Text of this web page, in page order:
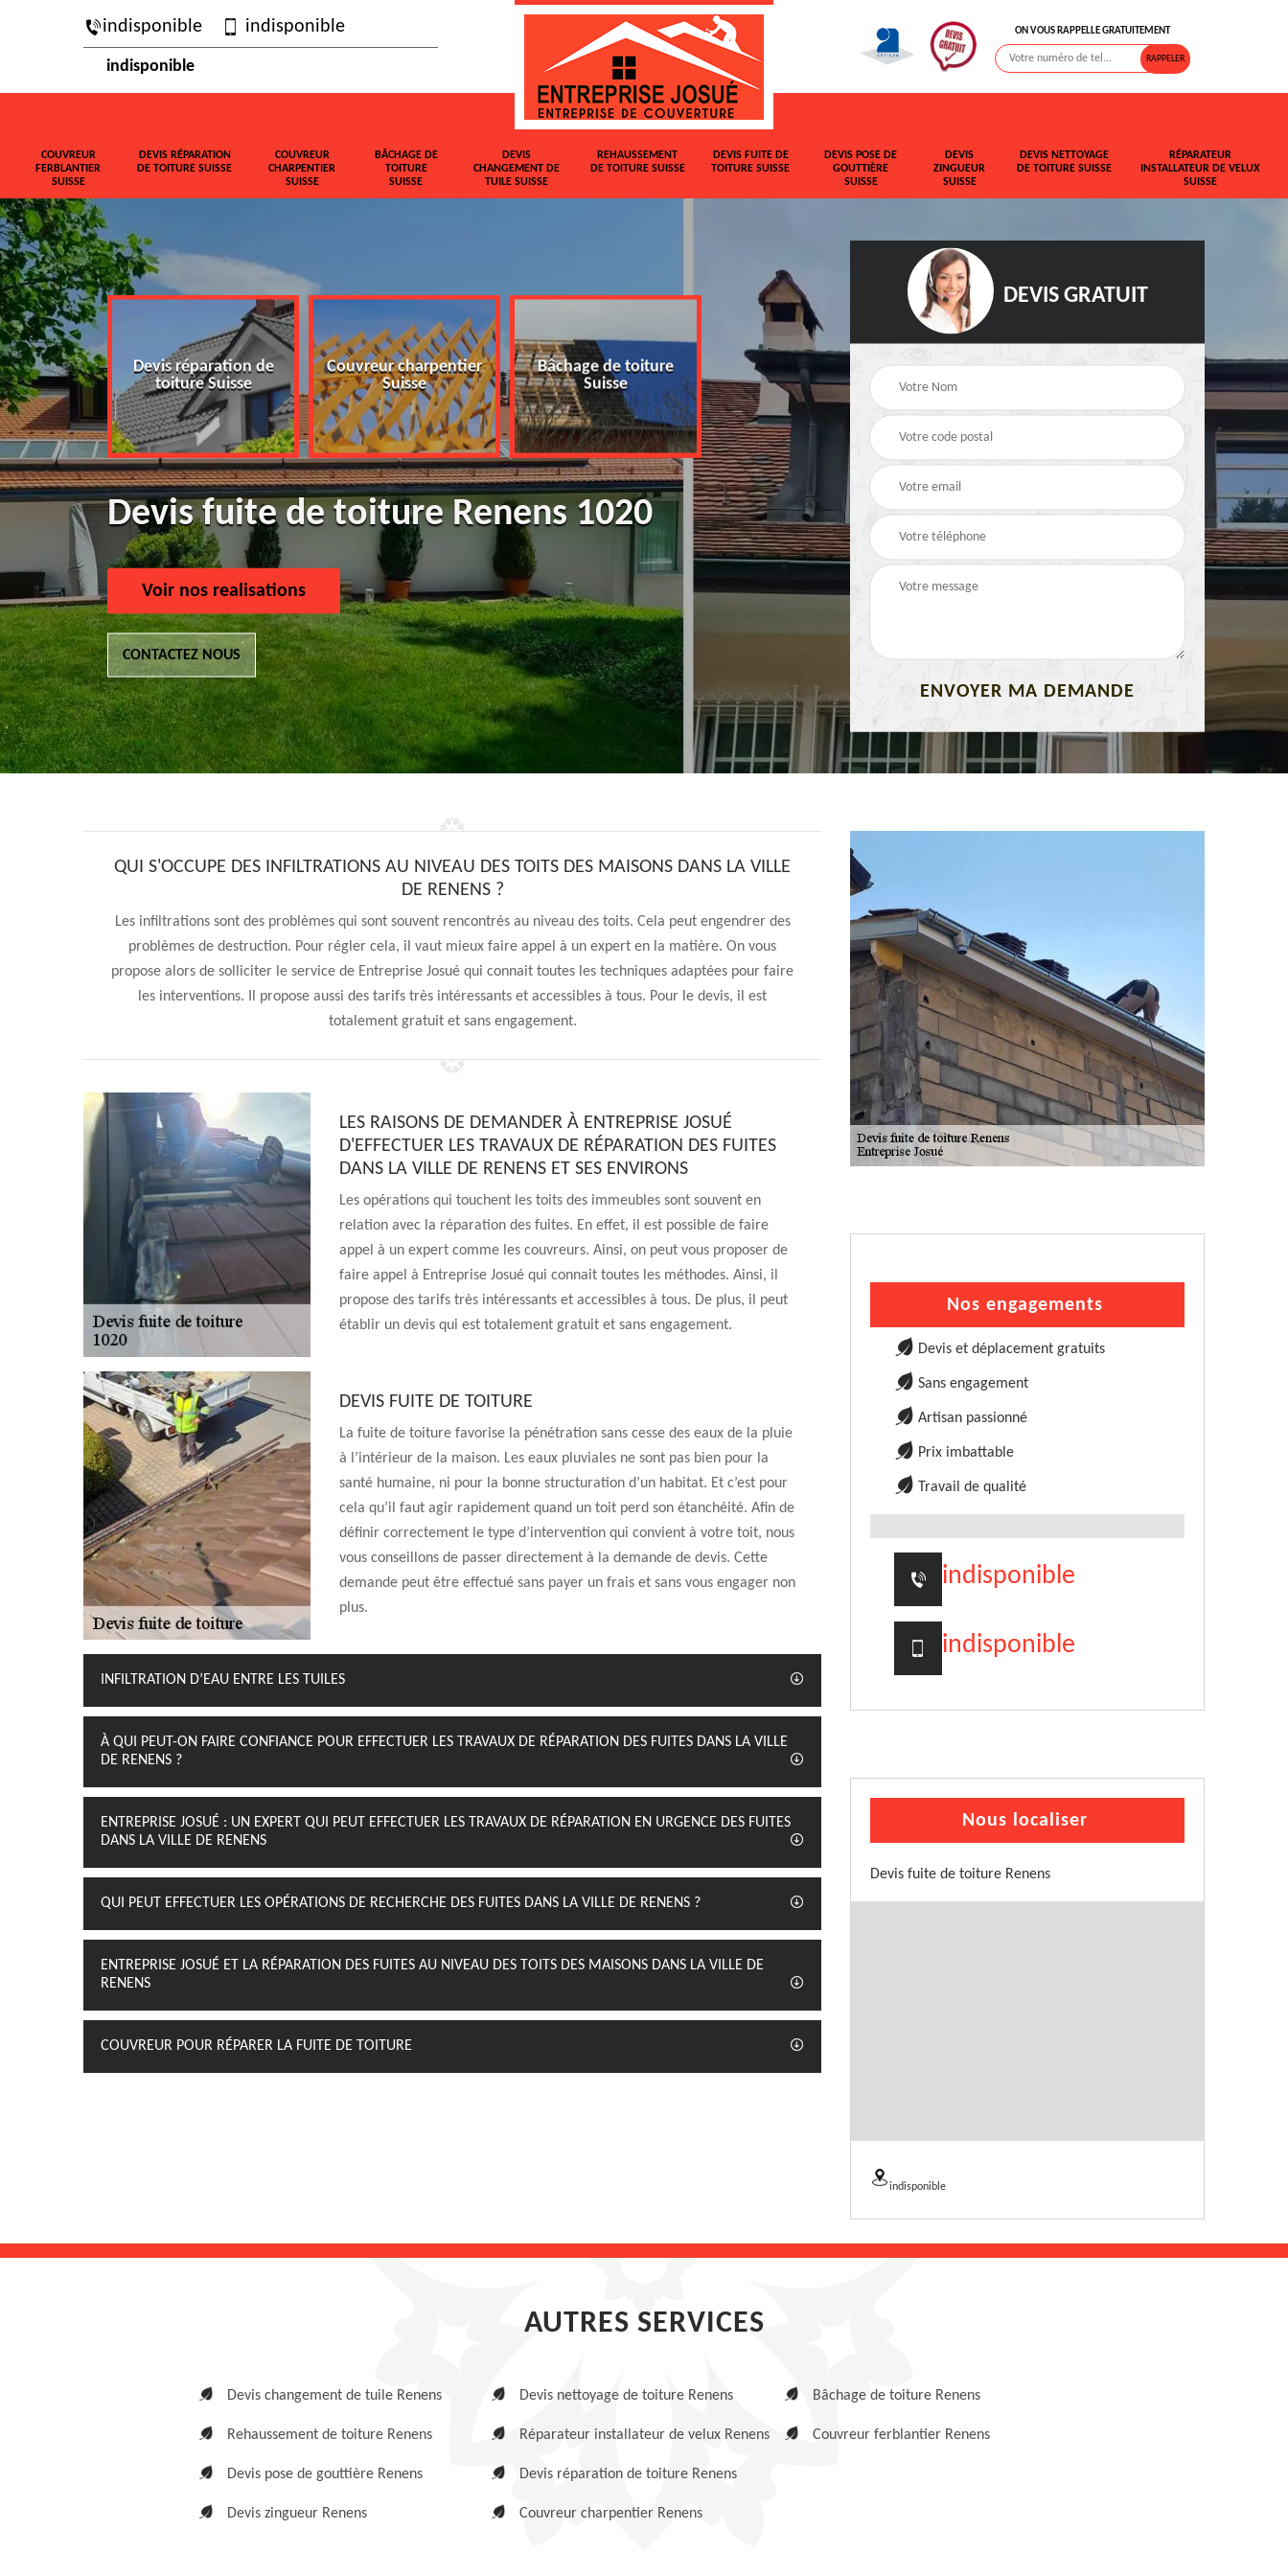
indisponible indisponible
indisponible
ON VOUS RAPPELLE GRATUITEMENT
COUVREUR
FERBLANTIER
SUISSE
DEVIS RÉPARATION
DE TOITURE SUISSE
COUVREUR
CHARPENTIER
SUISSE
BÂCHAGE DE
TOITURE
SUISSE
DEVIS
CHANGEMENT DE
TUILE SUISSE
REHAUSSEMENT
DE TOITURE SUISSE
DEVIS FUITE DE
TOITURE SUISSE
DEVIS POSE DE
GOUTTIÈRE
SUISSE
DEVIS
ZINGUEUR
SUISSE
DEVIS NETTOYAGE
DE TOITURE SUISSE
RÉPARATEUR
INSTALLATEUR DE VELUX
SUISSE
Devis réparation de
toiture Suisse
Couvreur charpentier
Suisse
Bâchage de toiture
Suisse
Devis changement de
tuile Suisse
Rehaussement de
Devis fuite de toiture
Suisse
Devis fuite de toiture Renens 1020
Voir nos realisations
CONTACTEZ NOUS
DEVIS GRATUIT
QUI S'OCCUPE DES INFILTRATIONS AU NIVEAU DES TOITS DES MAISONS DANS LA VILLE
DE RENENS ?
Les infiltrations sont des problèmes qui sont souvent rencontrés au niveau des toits. Cela peut engendrer des
problèmes de destruction. Pour régler cela, il vaut mieux faire appel à un expert en la matière. On vous
propose alors de solliciter le service de Entreprise Josué qui connait toutes les techniques adaptées pour faire
les interventions. Il propose aussi des tarifs très intéressants et accessibles à tous. Pour le devis, il est
totalement gratuit et sans engagement.
LES RAISONS DE DEMANDER À ENTREPRISE JOSUÉ
D'EFFECTUER LES TRAVAUX DE RÉPARATION DES FUITES
DANS LA VILLE DE RENENS ET SES ENVIRONS
Les opérations qui touchent les toits des immeubles sont souvent en
relation avec la réparation des fuites. En effet, il est possible de faire
appel à un expert comme les couvreurs. Ainsi, on peut vous proposer de
faire appel à Entreprise Josué qui connait toutes les méthodes. Ainsi, il
propose des tarifs très intéressants et accessibles à tous. De plus, il peut
établir un devis qui est totalement gratuit et sans engagement.
DEVIS FUITE DE TOITURE
La fuite de toiture favorise la pénétration sans cesse des eaux de la pluie
à l’intérieur de la maison. Les eaux pluviales ne sont pas bien pour la
santé humaine, ni pour la bonne structuration d’un habitat. Et c’est pour
cela qu’il faut agir rapidement quand un toit perd son étanchéité. Afin de
définir correctement le type d’intervention qui convient à votre toit, nous
vous conseillons de passer directement à la demande de devis. Cette
demande peut être effectué sans payer un frais et sans vous engager non
plus.
INFILTRATION D’EAU ENTRE LES TUILES
À QUI PEUT-ON FAIRE CONFIANCE POUR EFFECTUER LES TRAVAUX DE RÉPARATION DES FUITES DANS LA VILLE
DE RENENS ?
ENTREPRISE JOSUÉ : UN EXPERT QUI PEUT EFFECTUER LES TRAVAUX DE RÉPARATION EN URGENCE DES FUITES
DANS LA VILLE DE RENENS
QUI PEUT EFFECTUER LES OPÉRATIONS DE RECHERCHE DES FUITES DANS LA VILLE DE RENENS ?
ENTREPRISE JOSUÉ ET LA RÉPARATION DES FUITES AU NIVEAU DES TOITS DES MAISONS DANS LA VILLE DE
RENENS
COUVREUR POUR RÉPARER LA FUITE DE TOITURE
Nos engagements
Devis et déplacement gratuits
Sans engagement
Artisan passionné
Prix imbattable
Travail de qualité
indisponible
indisponible
Nous localiser
Devis fuite de toiture Renens
indisponible
AUTRES SERVICES
Devis changement de tuile Renens
Rehaussement de toiture Renens
Devis pose de gouttière Renens
Devis zingueur Renens
Devis nettoyage de toiture Renens
Réparateur installateur de velux Renens
Devis réparation de toiture Renens
Couvreur charpentier Renens
Bâchage de toiture Renens
Couvreur ferblantier Renens